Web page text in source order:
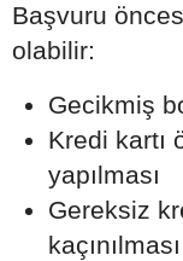
Başvuru
olabilir:
Gecikmiş
Kredi kartı
yapılması
Gereksiz
kaçınılması